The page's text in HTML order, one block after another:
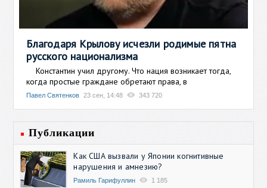
Благодаря Крылову исчезли родимые пятна
русского национализма
Константин учил другому. Что нация возникает тогда,
когда простые граждане обретают права, в
Павел Святенков 23 сен, 14:48 343 720
Публикации
Как США вызвали у Японии когнитивные
нарушения и амнезию?
Рамиль Гарифуллин 1 185